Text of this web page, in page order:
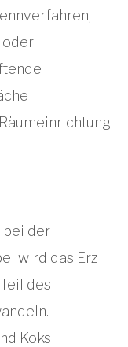
oder
bei der
wird das Erz
des
Koks